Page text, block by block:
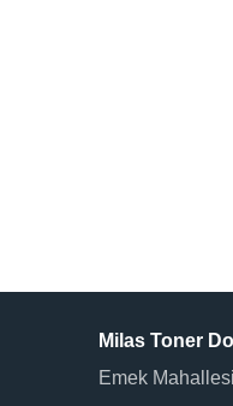
Milas Toner
Emek